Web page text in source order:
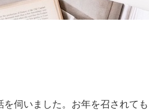
伺いました。お年を召されても